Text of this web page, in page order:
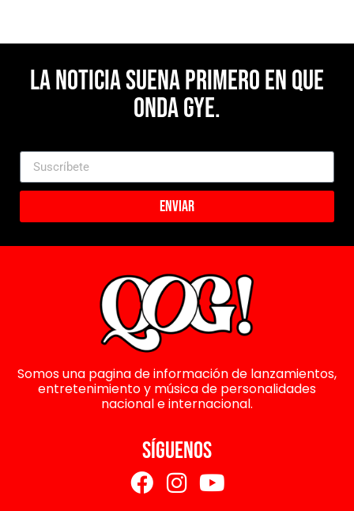
La noticia suena primero en Que
Onda Gye.
Enviar
Somos una pagina de información de lanzamientos,
entretenimiento y música de personalidades
nacional e internacional.
SÍGUENOS